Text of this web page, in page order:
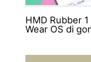
HMD Rubber
Wear OS di